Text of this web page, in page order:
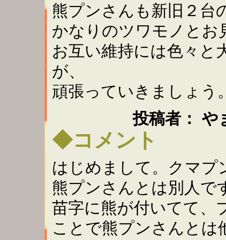
熊プンさんも新旧２台
かなりのツワモノとお
お互い維持には色々と
が、
頑張っていきましょう
投稿者： や
◆コメント
はじめまして。クマプ
熊プンさんとは別人で
苗字に熊が付いてて、
ことで熊プンさんとは